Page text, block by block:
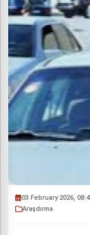
03 February 2026,
Araşdırma